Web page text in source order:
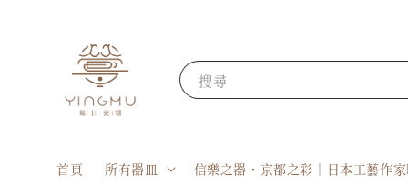
搜尋
首頁 所有器皿 信樂之器・京都之彩｜日本工藝作